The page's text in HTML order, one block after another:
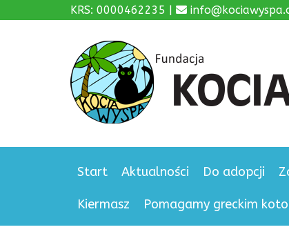
KRS: 0000462235 |
Start Aktualności Do adopcji
Kiermasz Pomagamy greckim